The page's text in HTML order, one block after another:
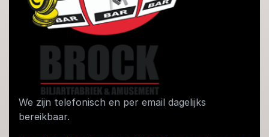
We zijn telefonisch en per email dagelijks
bereikbaar.